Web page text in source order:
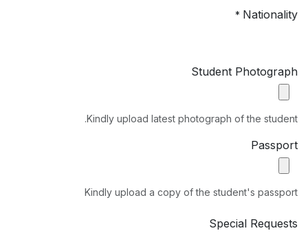
Nationality
*
Student Photograph
Kindly upload latest photograph of the student.
Passport
Kindly upload a copy of the student's passport
Special Requests